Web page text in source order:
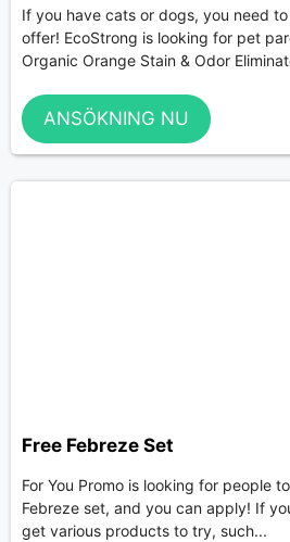
If you have cats or dogs, you need
offer! EcoStrong is looking for pet
Organic Orange Stain & Odor
ANSÖKNING NU
Free Febreze Set
For You Promo is looking for people
Febreze set, and you can apply! If
get various products to try, such...